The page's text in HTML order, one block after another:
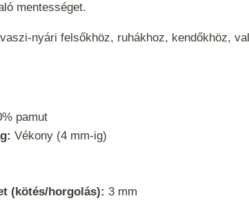
mentességet.
nyári felsőkhöz, ruhákhoz, kendőkhöz,
pamut
Vékony (4 mm-ig)
(kötés/horgolás): 3 mm